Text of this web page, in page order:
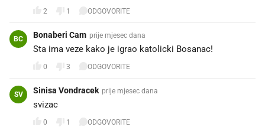
2 1 ODGOVORITE
BC Bonaberi Cam prije mjesec dana
Sta ima veze kako je igrao katolicki Bosanac!
0 3 ODGOVORITE
SV Sinisa Vondracek prije mjesec dana
svizac
0 1 ODGOVORITE